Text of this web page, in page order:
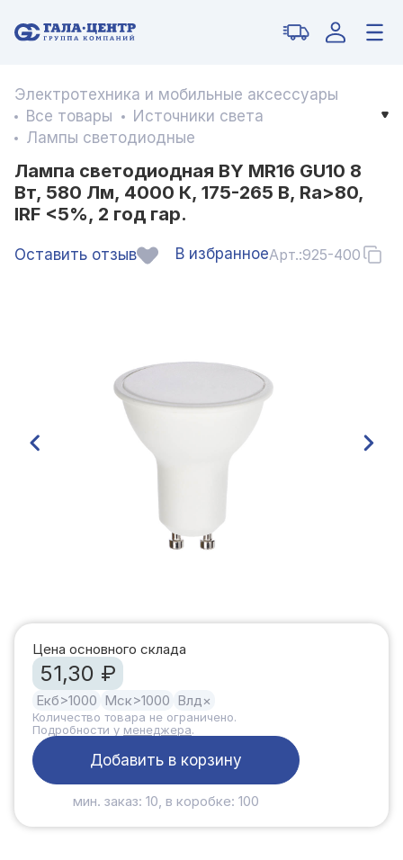
Электротехника и мобильные аксессуары
Все товары
Источники света
Лампы светодиодные
Лампа светодиодная BY MR16 GU10 8
Вт, 580 Лм, 4000 К, 175-265 В, Ra>80,
IRF <5%, 2 год гар.
Оставить отзыв В избранноеАрт.:925-400
Цена основного склада
51,30 ₽
Екб>1000 Мск>1000 Влд ×
Количество товара не ограничено.
Подробности у менеджера.
Добавить в корзину
мин. заказ: 10, в коробке: 100